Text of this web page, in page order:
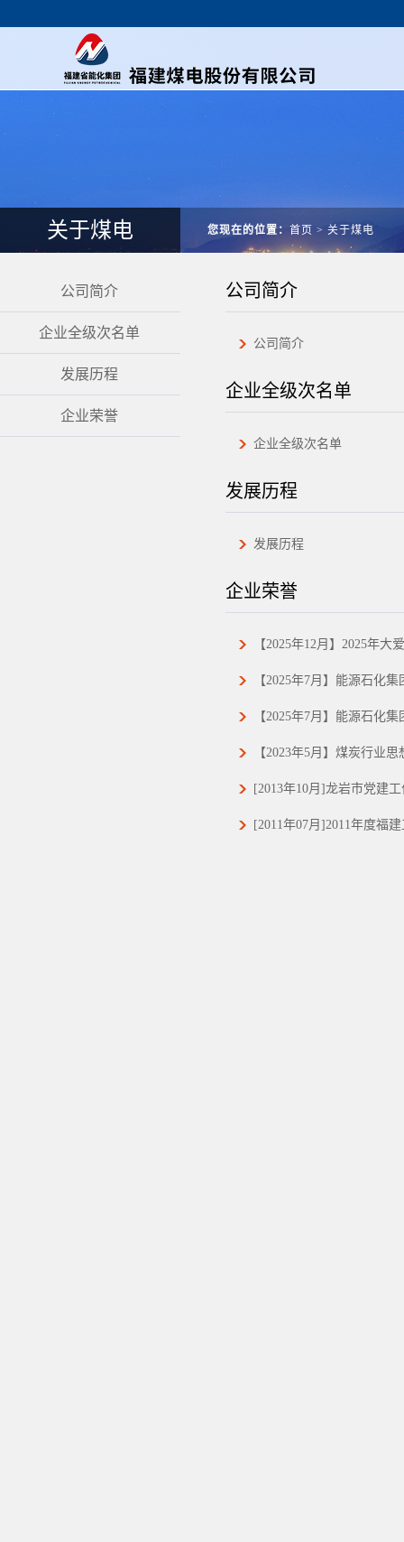
关于煤电 您现在的位置： 首页 > 关于煤电
公司简介
企业全级次名单
发展历程
企业荣誉
公司简介
公司简介
企业全级次名单
企业全级次名单
发展历程
发展历程
企业荣誉
【2025年12月】2025年大
【2025年7月】能源石化
【2025年7月】能源石化
【2023年5月】煤炭行业
[2013年10月]龙岩市党建
[2011年07月]2011年度福